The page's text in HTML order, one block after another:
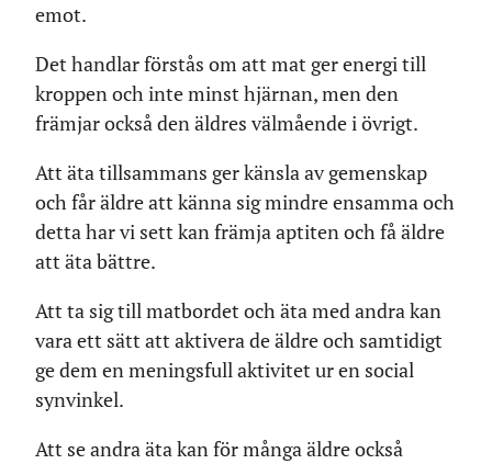
emot.
Det handlar förstås om att mat ger energi till
kroppen och inte minst hjärnan, men den
främjar också den äldres välmående i övrigt.
Att äta tillsammans ger känsla av gemenskap
och får äldre att känna sig mindre ensamma och
detta har vi sett kan främja aptiten och få äldre
att äta bättre.
Att ta sig till matbordet och äta med andra kan
vara ett sätt att aktivera de äldre och samtidigt
ge dem en meningsfull aktivitet ur en social
synvinkel.
Att se andra äta kan för många äldre också